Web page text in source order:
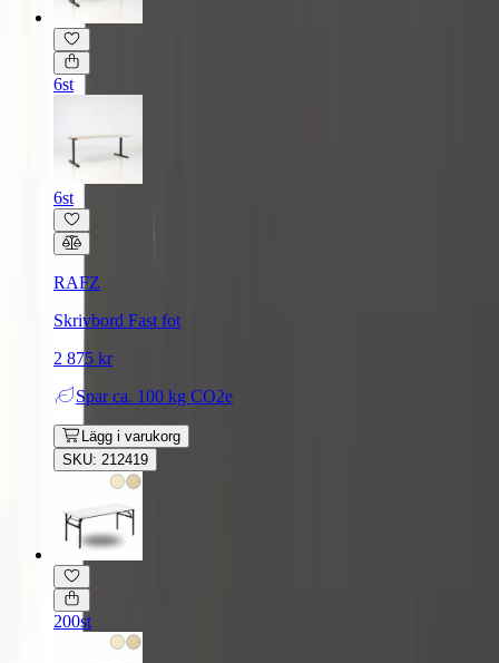
6st
6st
RAFZ
Skrivbord Fast fot
2 875 kr
Spar ca. 100 kg CO2e
Lägg i varukorg
SKU: 212419
200st